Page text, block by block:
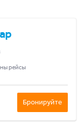
рейсы
Бронируйте